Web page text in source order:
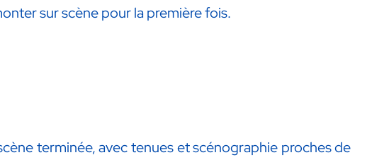
sur scène pour la première fois.
terminée, avec tenues et scénographie proches de